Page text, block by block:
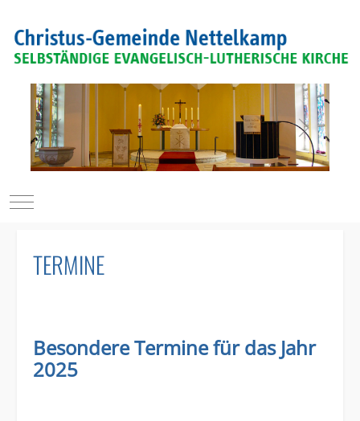
Mobile Menu Toggle
TERMINE
Besondere Termine für das Jahr
2025